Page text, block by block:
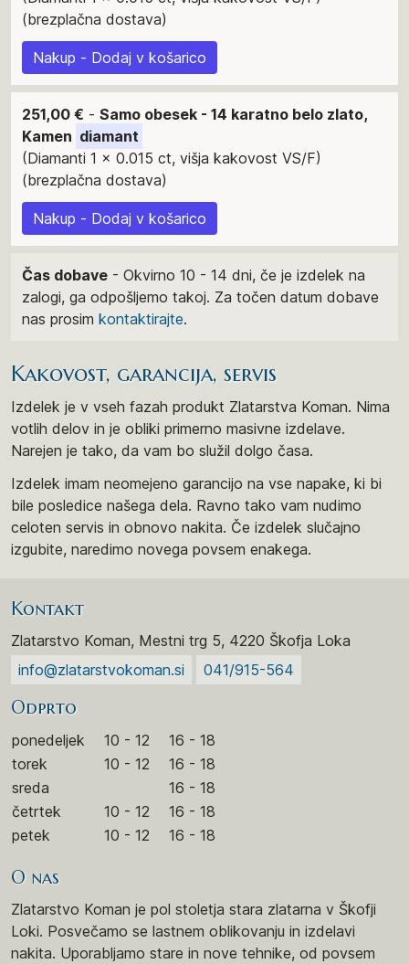
(brezplačna dostava)
Nakup - Dodaj v košarico
251,00 € - Samo obesek - 14 karatno belo zlato,
Kamen diamant
(Diamanti 1 x 0.015 ct, višja kakovost VS/F)
(brezplačna dostava)
Nakup - Dodaj v košarico
Čas dobave - Okvirno 10 - 14 dni, če je izdelek na
zalogi, ga odpošljemo takoj. Za točen datum dobave
nas prosim kontaktirajte.
Kakovost, garancija, servis
Izdelek je v vseh fazah produkt Zlatarstva Koman. Nima
votlih delov in je obliki primerno masivne izdelave.
Narejen je tako, da vam bo služil dolgo časa.
Izdelek imam neomejeno garancijo na vse napake, ki bi
bile posledice našega dela. Ravno tako vam nudimo
celoten servis in obnovo nakita. Če izdelek slučajno
izgubite, naredimo novega povsem enakega.
Kontakt
Zlatarstvo Koman, Mestni trg 5, 4220 Škofja Loka
info@zlatarstvokoman.si
041/915-564
Odprto
ponedeljek 10 - 12
16 - 18
torek
10 - 12
16 - 18
sreda
16 - 18
četrtek
10 - 12
16 - 18
petek
10 - 12 16 - 18
O nas
Zlatarstvo Koman je pol stoletja stara zlatarna v Škofji
Loki. Posvečamo se lastnem oblikovanju in izdelavi
nakita. Uporabljamo stare in nove tehnike, od povsem